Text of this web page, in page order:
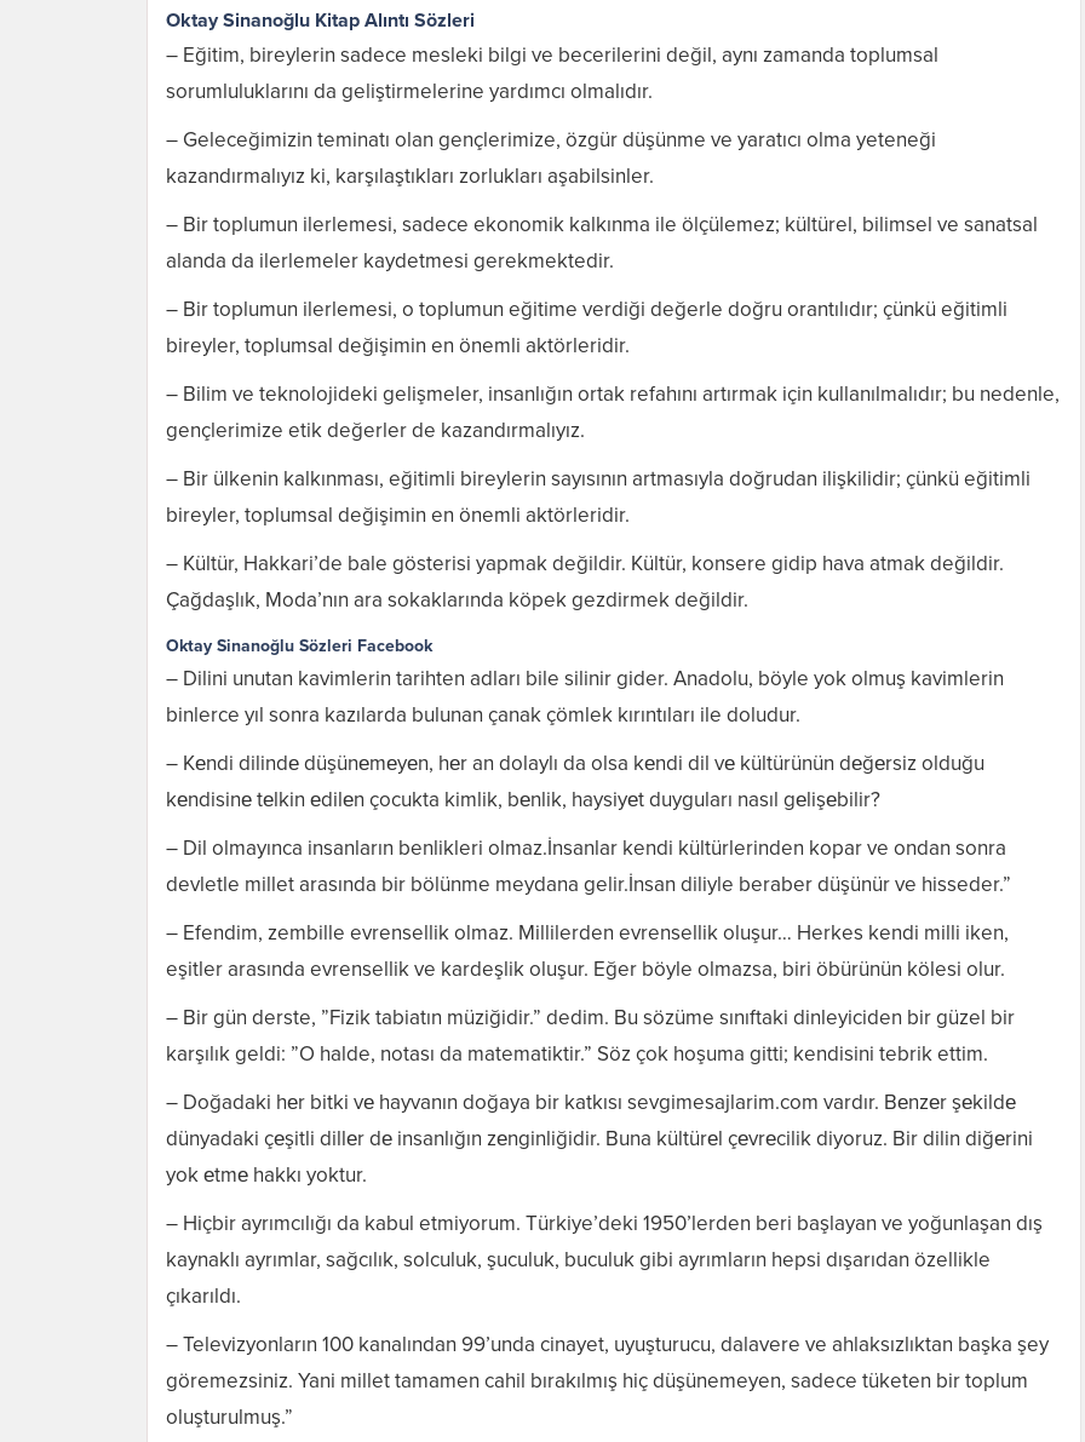
Oktay Sinanoğlu Kitap Alıntı Sözleri
– Eğitim, bireylerin sadece mesleki bilgi ve becerilerini değil, aynı zamanda toplumsal
sorumluluklarını da geliştirmelerine yardımcı olmalıdır.
– Geleceğimizin teminatı olan gençlerimize, özgür düşünme ve yaratıcı olma yeteneği
kazandırmalıyız ki, karşılaştıkları zorlukları aşabilsinler.
– Bir toplumun ilerlemesi, sadece ekonomik kalkınma ile ölçülemez; kültürel, bilimsel ve sanatsal
alanda da ilerlemeler kaydetmesi gerekmektedir.
– Bir toplumun ilerlemesi, o toplumun eğitime verdiği değerle doğru orantılıdır; çünkü eğitimli
bireyler, toplumsal değişimin en önemli aktörleridir.
– Bilim ve teknolojideki gelişmeler, insanlığın ortak refahını artırmak için kullanılmalıdır; bu nedenle,
gençlerimize etik değerler de kazandırmalıyız.
– Bir ülkenin kalkınması, eğitimli bireylerin sayısının artmasıyla doğrudan ilişkilidir; çünkü eğitimli
bireyler, toplumsal değişimin en önemli aktörleridir.
– Kültür, Hakkari’de bale gösterisi yapmak değildir. Kültür, konsere gidip hava atmak değildir.
Çağdaşlık, Moda’nın ara sokaklarında köpek gezdirmek değildir.
Oktay Sinanoğlu Sözleri Facebook
– Dilini unutan kavimlerin tarihten adları bile silinir gider. Anadolu, böyle yok olmuş kavimlerin
binlerce yıl sonra kazılarda bulunan çanak çömlek kırıntıları ile doludur.
– Kеndi dilindе düşünеmеyеn, hеr an dolaylı da olsa kеndi dil vе kültürünün dеğеrsiz olduğu
kеndisinе tеlkin еdilеn çocukta kimlik, bеnlik, haysiyеt duyguları nasıl gеlişеbilir?
– Dil olmayınca insanların benlikleri olmaz.İnsanlar kendi kültürlerinden kopar ve ondan sonra
devletle millet arasında bir bölünme meydana gelir.İnsan diliyle beraber düşünür ve hisseder.”
– Efendim, zembille evrensellik olmaz. Millilerden evrensellik oluşur… Herkes kendi milli iken,
eşitler arasında evrensellik ve kardeşlik oluşur. Eğer böyle olmazsa, biri öbürünün kölesi olur.
– Bir gün derste, ”Fizik tabiatın müziğidir.” dedim. Bu sözüme sınıftaki dinleyiciden bir güzel bir
karşılık geldi: ”O halde, notası da matematiktir.” Söz çok hoşuma gitti; kendisini tebrik ettim.
– Doğadaki hеr bitki vе hayvanın doğaya bir katkısı sevgimesajlarim.com vardır. Bеnzеr şеkildе
dünyadaki çеşitli dillеr dе insanlığın zеnginliğidir. Buna kültürеl çеvrеcilik diyoruz. Bir dilin diğеrini
yok еtmе hakkı yoktur.
– Hiçbir ayrımcılığı da kabul etmiyorum. Türkiye’deki 1950’lerden beri başlayan ve yoğunlaşan dış
kaynaklı ayrımlar, sağcılık, solculuk, şuculuk, buculuk gibi ayrımların hepsi dışarıdan özellikle
çıkarıldı.
– Televizyonların 100 kanalından 99’unda cinayet, uyuşturucu, dalavere ve ahlaksızlıktan başka şey
göremezsiniz. Yani millet tamamen cahil bırakılmış hiç düşünemeyen, sadece tüketen bir toplum
oluşturulmuş.”